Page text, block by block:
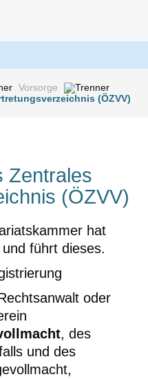
Vorsorge
(ÖZVV)
Zentrales
(ÖZVV)
hat
führt dieses.
oder
, des
und des